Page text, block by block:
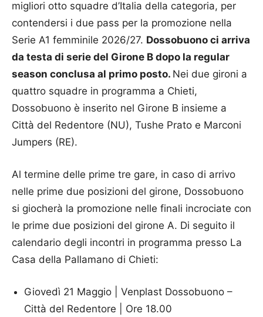
migliori otto squadre d’Italia della categoria, per
contendersi i due pass per la promozione nella
Serie A1 femminile 2026/27. Dossobuono ci arriva
da testa di serie del Girone B dopo la regular
season conclusa al primo posto. Nei due gironi a
quattro squadre in programma a Chieti,
Dossobuono è inserito nel Girone B insieme a
Città del Redentore (NU), Tushe Prato e Marconi
Jumpers (RE).
Al termine delle prime tre gare, in caso di arrivo
nelle prime due posizioni del girone, Dossobuono
si giocherà la promozione nelle finali incrociate con
le prime due posizioni del girone A. Di seguito il
calendario degli incontri in programma presso La
Casa della Pallamano di Chieti:
Giovedì 21 Maggio | Venplast Dossobuono –
Città del Redentore | Ore 18.00